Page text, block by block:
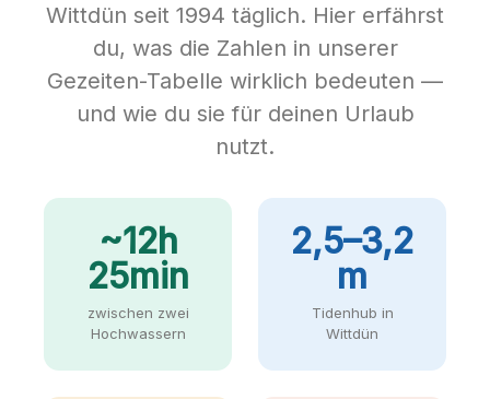
Wittdün seit 1994 täglich. Hier erfährst
du, was die Zahlen in unserer
Gezeiten-Tabelle wirklich bedeuten —
und wie du sie für deinen Urlaub
nutzt.
~12h
25min
zwischen zwei
Hochwassern
2,5–3,2
m
Tidenhub in
Wittdün